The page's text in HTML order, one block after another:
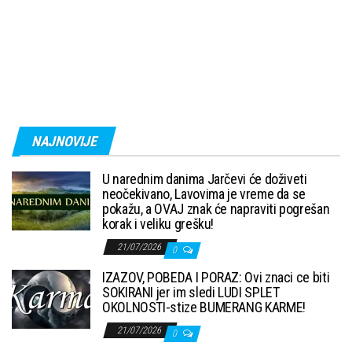
NAJNOVIJE
U narednim danima Jarčevi će doživeti
neočekivano, Lavovima je vreme da se
pokažu, a OVAJ znak će napraviti pogrešan
korak i veliku grešku!
21/07/2026 0
IZAZOV, POBEDA I PORAZ: Ovi znaci ce biti
SOKIRANI jer im sledi LUDI SPLET
OKOLNOSTI-stize BUMERANG KARME!
21/07/2026 0